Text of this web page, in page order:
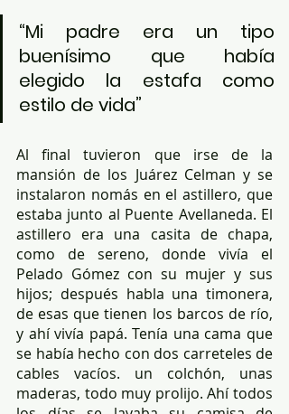
“Mi padre era un tipo
buenísimo que había
elegido la estafa como
estilo de vida”
Al final tuvieron que irse de la
mansión de los Juárez Celman y se
instalaron nomás en el astillero, que
estaba junto al Puente Avellaneda. El
astillero era una casita de chapa,
como de sereno, donde vivía el
Pelado Gómez con su mujer y sus
hijos; después habla una timonera,
de esas que tienen los barcos de río,
y ahí vivía papá. Tenía una cama que
se había hecho con dos carreteles de
cables vacíos. un colchón, unas
maderas, todo muy prolijo. Ahí todos